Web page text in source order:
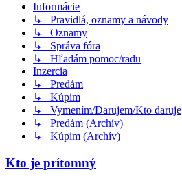
Informácie
↳ Pravidlá, oznamy a návody
↳ Oznamy
↳ Správa fóra
↳ Hľadám pomoc/radu
Inzercia
↳ Predám
↳ Kúpim
↳ Vymením/Darujem/Kto daruje
↳ Predám (Archív)
↳ Kúpim (Archív)
Kto je prítomný